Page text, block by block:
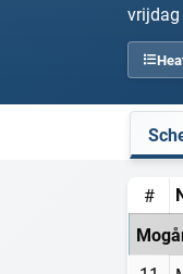
vrijdag
#